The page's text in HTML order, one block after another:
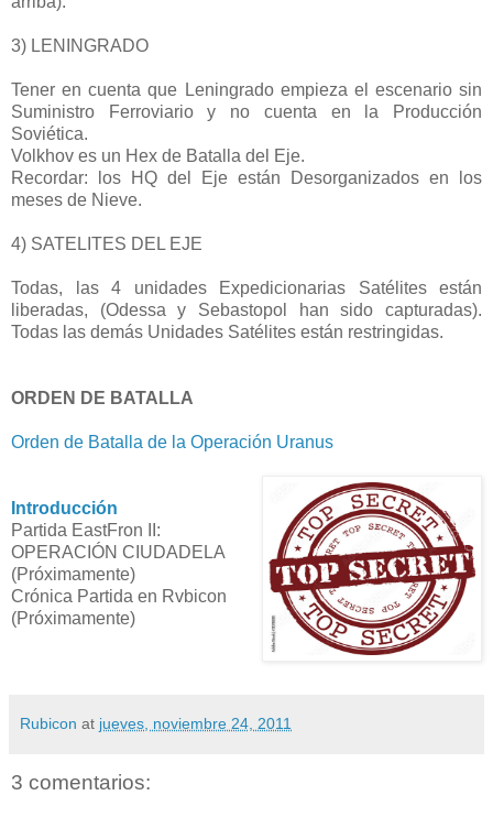
3) LENINGRADO
Tener en cuenta que Leningrado empieza el escenario sin
Suministro Ferroviario y no cuenta en la Producción
Soviética.
Volkhov es un Hex de Batalla del Eje.
Recordar: los HQ del Eje están Desorganizados en los
meses de Nieve.
4) SATELITES DEL EJE
Todas, las 4 unidades Expedicionarias Satélites están
liberadas, (Odessa y Sebastopol han sido capturadas).
Todas las demás Unidades Satélites están restringidas.
ORDEN DE BATALLA
Orden de Batalla de la Operación Uranus
Introducción
Partida EastFron II:
OPERACIÓN CIUDADELA
(Próximamente)
Crónica Partida en Rvbicon
(Próximamente)
Rubicon at jueves, noviembre 24, 2011
3 comentarios: